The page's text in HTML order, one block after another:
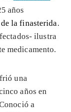
años
la finasterida.
ilustra
medicamento.
una
años en
a